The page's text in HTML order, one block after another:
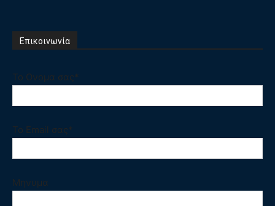
Επικοινωνία
Το Ονομα σας*
Το Email σας*
Μηνυμα